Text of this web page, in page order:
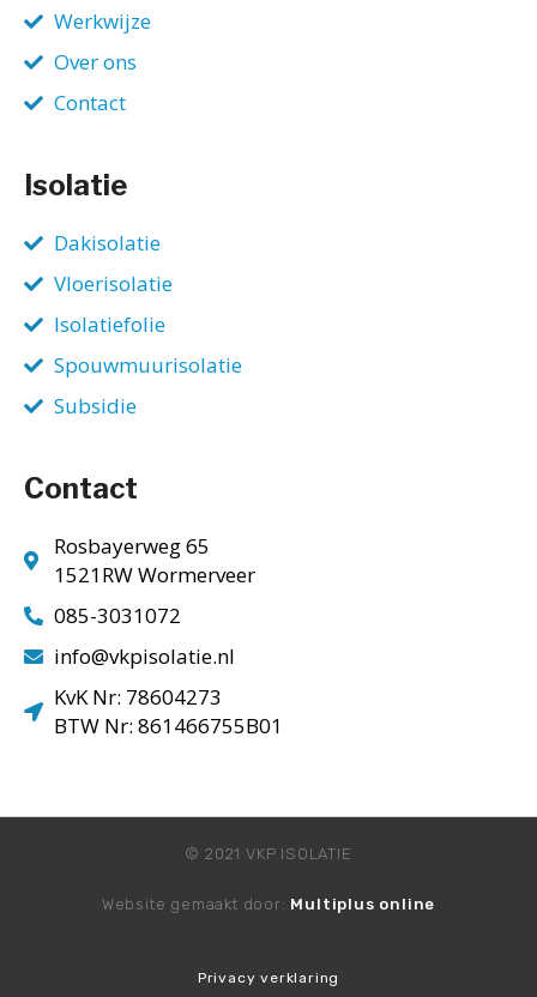
Werkwijze
Over ons
Contact
Isolatie
Dakisolatie
Vloerisolatie
Isolatiefolie
Spouwmuurisolatie
Subsidie
Contact
Rosbayerweg 65
1521RW Wormerveer
085-3031072
info@vkpisolatie.nl
KvK Nr: 78604273
BTW Nr: 861466755B01
© 2021 VKP ISOLATIE
Website gemaakt door: Multiplus online
Privacy verklaring